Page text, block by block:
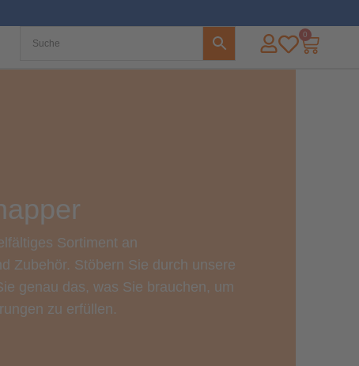
0
Sortiment an
Zubehör. Stöbern Sie durch unsere
genau das, was Sie brauchen, um
zu erfüllen.